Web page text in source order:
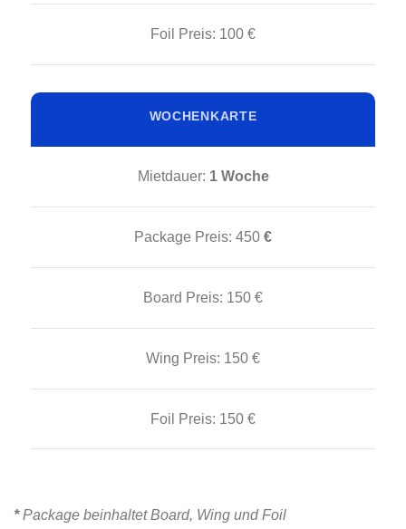
Foil Preis: 100 €
WOCHENKARTE
Mietdauer: 1 Woche
Package Preis: 450 €
Board Preis: 150 €
Wing Preis: 150 €
Foil Preis: 150 €
*Package beinhaltet Board, Wing und Foil